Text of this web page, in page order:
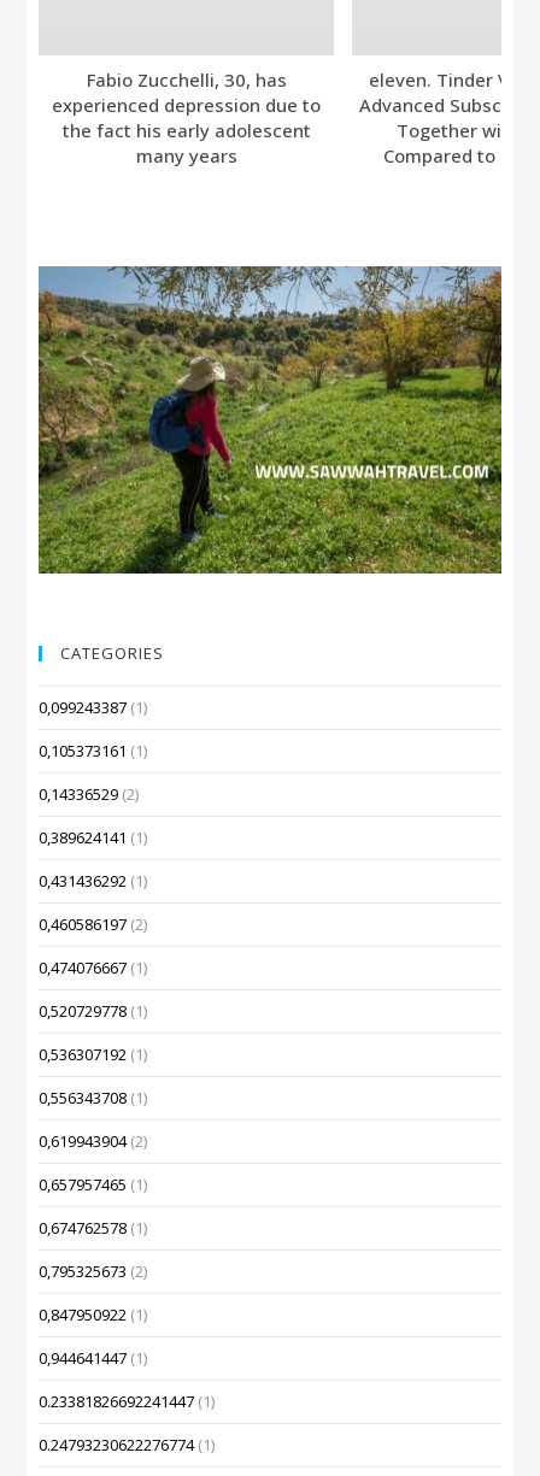
Fabio Zucchelli, 30, has
experienced depression due to
the fact his early adolescent
many years
eleven. Tinder
Advanced
Together with
Compared to
CATEGORIES
0,099243387 (1)
0,105373161 (1)
0,14336529 (2)
0,389624141 (1)
0,431436292 (1)
0,460586197 (2)
0,474076667 (1)
0,520729778 (1)
0,536307192 (1)
0,556343708 (1)
0,619943904(2)
0,657957465 (1)
0,674762578 (1)
0,795325673 (2)
0,847950922 (1)
0,944641447 (1)
0.23381826692241447 (1)
0.24793230622276774(1)